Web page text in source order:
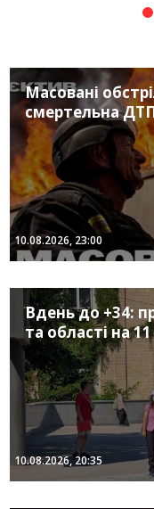
Масовані
смертельна
10.08.2026, 23:00
Вдень до +34:
та області на
10.08.2026, 20:35